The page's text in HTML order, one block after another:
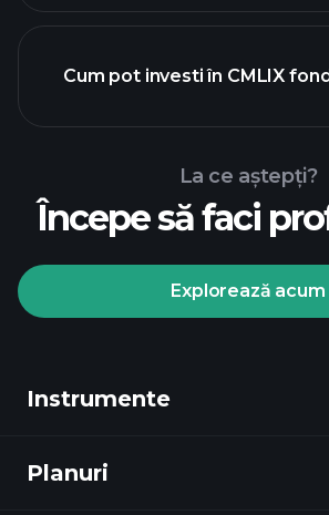
Cum pot investi în CMLIX
recomandat
La ce aștepți?
Începe să faci
Explorează acum
Instrumente
Descoperă
Planuri